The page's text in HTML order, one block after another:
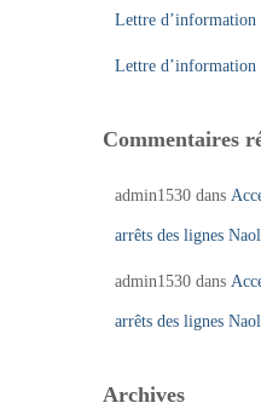
Lettre
Lettre
Commentaires
admin1530dans
arrêts des lignes
admin1530dans
arrêts des lignes
Archives